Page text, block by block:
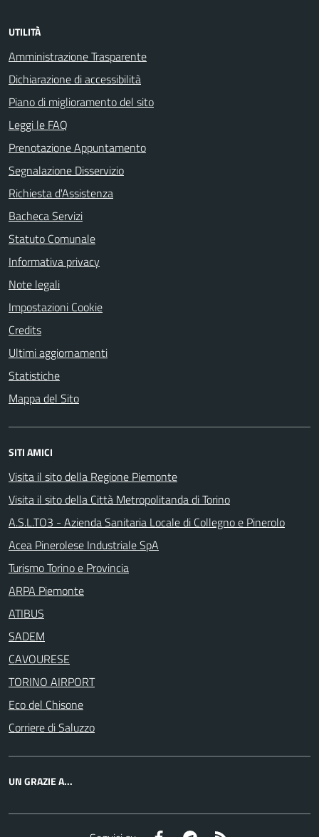
UTILITÀ
Amministrazione Trasparente
Dichiarazione di accessibilità
Piano di miglioramento del sito
Leggi le FAQ
Prenotazione Appuntamento
Segnalazione Disservizio
Richiesta d'Assistenza
Bacheca Servizi
Statuto Comunale
Informativa privacy
Note legali
Impostazioni Cookie
Credits
Ultimi aggiornamenti
Statistiche
Mappa del Sito
SITI AMICI
Visita il sito della Regione Piemonte
Visita il sito della Città Metropolitanda di Torino
A.S.L.TO3 - Azienda Sanitaria Locale di Collegno e Pinerolo
Acea Pinerolese Industriale SpA
Turismo Torino e Provincia
ARPA Piemonte
ATIBUS
SADEM
CAVOURESE
TORINO AIRPORT
Eco del Chisone
Corriere di Saluzzo
UN GRAZIE A...